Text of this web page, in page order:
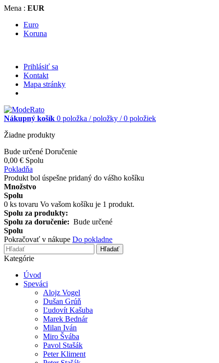
Mena : EUR
Euro
Koruna
Prihlásiť sa
Kontakt
Mapa stránky
Nákupný košík 0 položka / položky / 0 položiek
Žiadne produkty
Bude určené Doručenie
0,00 € Spolu
Pokladňa
Produkt bol úspešne pridaný do vášho košíku
Množstvo
Spolu
0 ks tovaru Vo vašom košíku je 1 produkt.
Spolu za produkty:
Spolu za doručenie: Bude určené
Spolu
Pokračovať v nákupe Do pokladne
Hľadať
Kategórie
Úvod
Speváci
Alojz Vogel
Dušan Grúň
Ľudovít Kašuba
Marek Bednár
Milan Iván
Miro Švába
Pavol Stašák
Peter Kliment